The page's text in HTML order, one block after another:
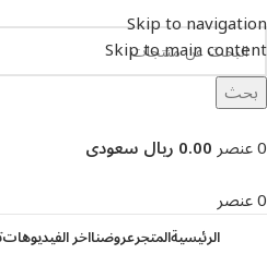
Skip to navigation
Skip to main content
بحث
0عنصر0.00 ريال سعودى
0عنصر
الرئيسيةالمتجرعروضنااخر الفيديوهات